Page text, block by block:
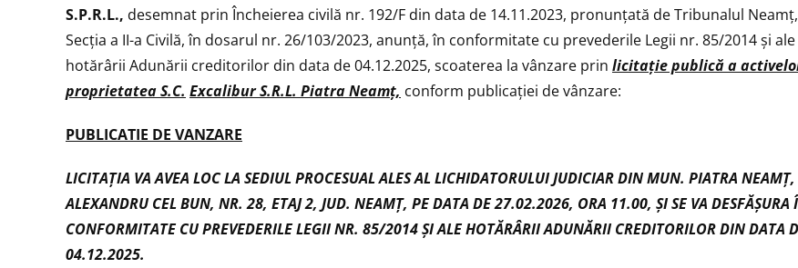
S.P.R.L., desemnat prin Încheierea civilă nr. 192/F din data de 14.11.2023, pronunţată de Tribunalul Neamț,
Secţia a II-a Civilă, în dosarul nr. 26/103/2023, anunţă, în conformitate cu prevederile Legii nr. 85/2014 şi ale
hotărârii Adunării creditorilor din data de 04.12.2025, scoaterea la vânzare prin licitaţie publicăa
proprietatea S.C. Excalibur S.R.L. Piatra Neamţ, conform publicației de vânzare:
PUBLICATIE DE VANZARE
LICITAŢIA VA AVEA LOC LA SEDIUL PROCESUAL ALES AL LICHIDATORULUI JUDICIAR DIN MUN. PIATRA NEAMŢ,
ALEXANDRU CEL BUN, NR. 28, ETAJ 2, JUD. NEAMŢ, PE DATA DE 27.02.2026, ORA 11.00, ŞI SE VA DESFĂŞURA
CONFORMITATE CU PREVEDERILE LEGII NR. 85/2014 ŞI ALE HOTĂRÂRII ADUNĂRII CREDITORILOR DIN DATA
04.12.2025.